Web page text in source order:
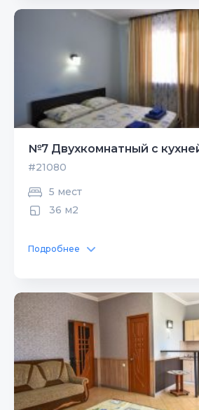
№7 Двухкомнатный с
#21080
5 мест
36 м2
Подробнее